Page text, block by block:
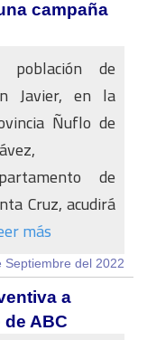
campaña
población de
Javier, en la
Ñuflo de
de
Cruz, acudirá
más
Septiembre del 2022
a
ABC